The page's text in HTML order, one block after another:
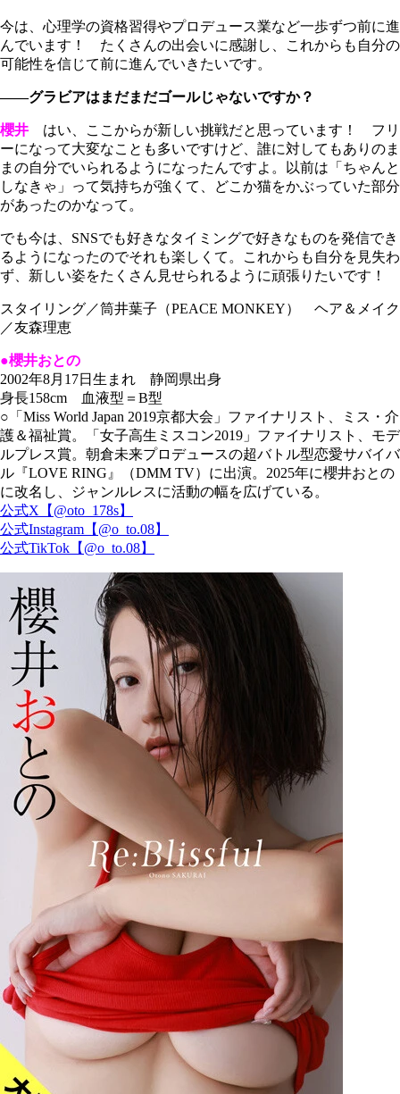
今は、心理学の資格習得やプロデュース業など一歩ずつ前に進
んでいます！ たくさんの出会いに感謝し、これからも自分の
可能性を信じて前に進んでいきたいです。
――グラビアはまだまだゴールじゃないですか？
櫻井 はい、ここからが新しい挑戦だと思っています！ フリ
ーになって大変なことも多いですけど、誰に対してもありのま
まの自分でいられるようになったんですよ。以前は「ちゃんと
しなきゃ」って気持ちが強くて、どこか猫をかぶっていた部分
があったのかなって。
でも今は、SNSでも好きなタイミングで好きなものを発信でき
るようになったのでそれも楽しくて。これからも自分を見失わ
ず、新しい姿をたくさん見せられるように頑張りたいです！
スタイリング／筒井葉子（PEACE MONKEY） ヘア＆メイク
／友森理恵
●櫻井おとの
2002年8月17日生まれ 静岡県出身
身長158cm 血液型＝B型
○「Miss World Japan 2019京都大会」ファイナリスト、ミス・介
護＆福祉賞。「女子高生ミスコン2019」ファイナリスト、モデ
ルプレス賞。朝倉未来プロデュースの超バトル型恋愛サバイバ
ル『LOVE RING』（DMM TV）に出演。2025年に櫻井おとの
に改名し、ジャンルレスに活動の幅を広げている。
公式X【@oto_178s】
公式Instagram【@o_to.08】
公式TikTok【@o_to.08】